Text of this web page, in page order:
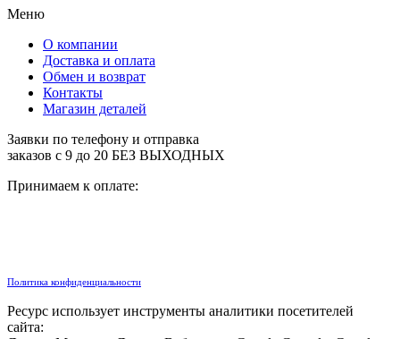
Меню
О компании
Доставка и оплата
Обмен и возврат
Контакты
Магазин деталей
Заявки по телефону и отправка
заказов с 9 до 20 БЕЗ ВЫХОДНЫХ
Принимаем к оплате:
Политика конфиденциальности
Ресурс использует инструменты аналитики посетителей
сайта: